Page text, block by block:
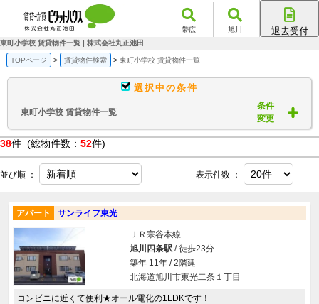
帯広 旭川 退去受付
東町小学校 賃貸物件一覧 | 株式会社丸正池田
TOPページ 賃貸物件検索 東町小学校 賃貸物件一覧
選択中の条件
東町小学校 賃貸物件一覧
条件
変更
38件 (総物件数： 52件)
並び順 ： 表示件数 ：
アパート サンライフ東光
ＪＲ宗谷本線
旭川四条駅/ 徒歩23分
築年 11年 / 2階建
北海道旭川市東光二条１丁目
コンビニに近くて便利★オール電化の1LDKです！